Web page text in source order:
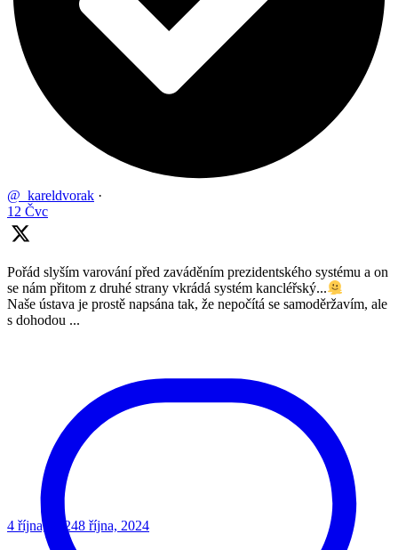
@_kareldvorak ·
12 Čvc
Pořád slyším varování před zaváděním prezidentského systému a on
se nám přitom z druhé strany vkrádá systém kancléřský...
Naše ústava je prostě napsána tak, že nepočítá se samoděržavím, ale
s dohodou ...
4 října, 20248 října, 2024